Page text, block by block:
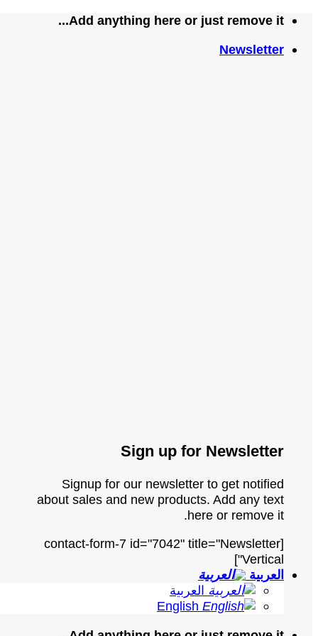
تخطيAdd anything here or just remove it...
Newsletter
Sign up for Newsletter
Signup for our newsletter to get notified
about sales and new products. Add any text
here or remove it.
[contact-form-7 id="7042" title="Newsletter
Vertical"]
العربية
العربية